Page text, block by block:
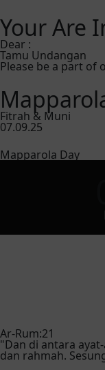
Your Are
Dear :
Tamu Undangan
Please be a part of
Fitrah & Muni
07.09.25
Mapparola Day
Ar-Rum:21
"Dan di antara
dan rahmah.